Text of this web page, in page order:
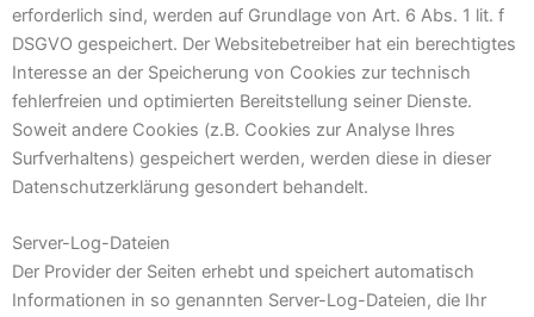
erforderlich sind, werden auf Grundlage von Art. 6 Abs. 1 lit. f
DSGVO gespeichert. Der Websitebetreiber hat ein berechtigtes
Interesse an der Speicherung von Cookies zur technisch
fehlerfreien und optimierten Bereitstellung seiner Dienste.
Soweit andere Cookies (z.B. Cookies zur Analyse Ihres
Surfverhaltens) gespeichert werden, werden diese in dieser
Datenschutzerklärung gesondert behandelt.
Server-Log-Dateien
Der Provider der Seiten erhebt und speichert automatisch
Informationen in so genannten Server-Log-Dateien, die Ihr